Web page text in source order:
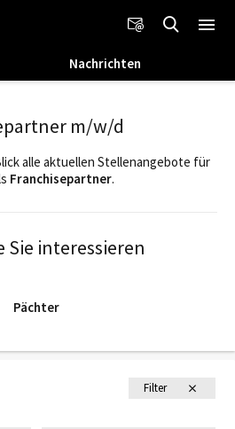
Nachrichten
Filter
m/w/d
alle aktuellen Stellenangebote für
Franchisepartner.
Sie interessieren
Pächter